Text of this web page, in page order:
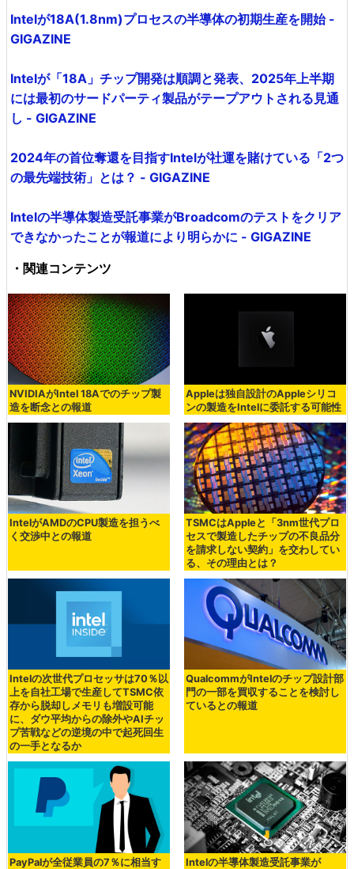
Intelが18A(1.8nm)プロセスの半導体の初期生産を開始 -
GIGAZINE
Intelが「18A」チップ開発は順調と発表、2025年上半期
には最初のサードパーティ製品がテープアウトされる見通
し - GIGAZINE
2024年の首位奪還を目指すIntelが社運を賭けている「2つ
の最先端技術」とは？ - GIGAZINE
Intelの半導体製造受託事業がBroadcomのテストをクリア
できなかったことが報道により明らかに - GIGAZINE
・関連コンテンツ
NVIDIAがIntel 18Aでのチップ製
造を断念との報道
Appleは独自設計のAppleシリコ
ンの製造をIntelに委託する可能性
IntelがAMDのCPU製造を担うべ
く交渉中との報道
TSMCはAppleと「3nm世代プロ
セスで製造したチップの不良品分
を請求しない契約」を交わしてい
る、その理由とは？
Intelの次世代プロセッサは70％以
上を自社工場で生産してTSMC依
存から脱却しメモリも増設可能
に、ダウ平均からの除外やAIチッ
プ苦戦などの逆境の中で起死回生
の一手となるか
QualcommがIntelのチップ設計部
門の一部を買収することを検討し
ているとの報道
PayPalが全従業員の7％に相当す Intelの半導体製造受託事業が